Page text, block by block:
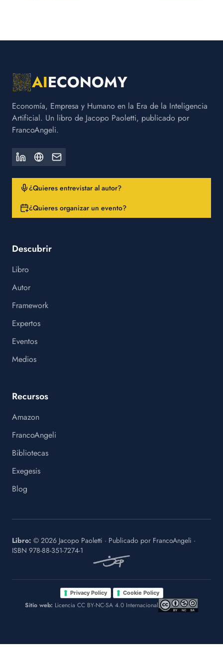
AIECONOMY
Economía, Empresa y Humano en la Era de la Inteligencia
Artificial. Un libro de Jacopo Paoletti, publicado por
FrancoAngeli.
¿Quieres entrevistar al autor?
¿Quieres organizar un evento?
Descubrir
Libro
Autor
Framework
Expertos
Eventos
Medios
Recursos
Amazon
FrancoAngeli
Bibliotecas
Exegesis
Blog
Libro: © 2026 Jacopo Paoletti · Publicado por FrancoAngeli ·
ISBN 978-88-351-7274-1
Privacy Policy · Cookie Policy
Sitio web: Licencia CC BY-NC-SA 4.0 Internacional